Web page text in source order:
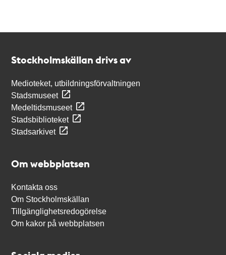
Stockholmskällan drivs av
Medioteket, utbildningsförvaltningen
Stadsmuseet
Medeltidsmuseet
Stadsbiblioteket
Stadsarkivet
Om webbplatsen
Kontakta oss
Om Stockholmskällan
Tillgänglighetsredogörelse
Om kakor på webbplatsen